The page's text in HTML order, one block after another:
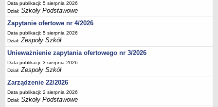
BIURO FINANSÓW OŚWIATY
Dane podstawowe
Statut
Majątek
Godziny dyżurów
Ogłoszenia
Zarządzenia
Rejestry, ewidencje, archiwa
Kontrole
Data publikacji: 5 sierpnia 2026
Dział:Szkoły Podstawowe
Zapytanie ofertowe nr 4/2026
Data publikacji: 5 sierpnia 2026
Dział:Zespoły Szkół
Unieważnienie zapytania ofertowego nr 3/2026
Data publikacji: 3 sierpnia 2026
Dział:Zespoły Szkół
Zarządzenie 22/2026
Data publikacji: 2 sierpnia 2026
Dział:Szkoły Podstawowe